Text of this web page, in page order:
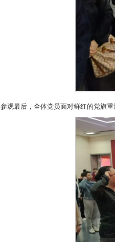
参观最后，全体党员面对鲜红的党旗